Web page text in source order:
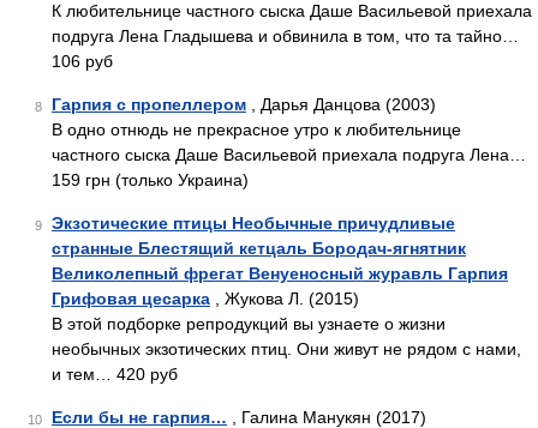
К любительнице частного сыска Даше Васильевой приехала
подруга Лена Гладышева и обвинила в том, что та тайно…
106 руб
8 Гарпия с пропеллером , Дарья Данцова (2003)
В одно отнюдь не прекрасное утро к любительнице
частного сыска Даше Васильевой приехала подруга Лена…
159 грн (только Украина)
9
Экзотические птицы Необычные причудливые
странные Блестящий кетцаль Бородач-ягнятник
Великолепный фрегат Венуеносный журавль Гарпия
Грифовая цесарка , Жукова Л. (2015)
В этой подборке репродукций вы узнаете о жизни
необычных экзотических птиц. Они живут не рядом с нами,
и тем… 420 руб
10 Если бы не гарпия… , Галина Манукян (2017)